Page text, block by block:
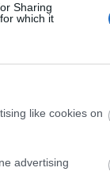
Sharing
which it
like cookies on
advertising